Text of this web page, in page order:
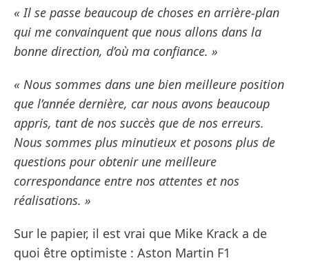
« Il se passe beaucoup de choses en arrière-plan
qui me convainquent que nous allons dans la
bonne direction, d’où ma confiance. »
« Nous sommes dans une bien meilleure position
que l’année dernière, car nous avons beaucoup
appris, tant de nos succès que de nos erreurs.
Nous sommes plus minutieux et posons plus de
questions pour obtenir une meilleure
correspondance entre nos attentes et nos
réalisations. »
Sur le papier, il est vrai que Mike Krack a de
quoi être optimiste : Aston Martin F1